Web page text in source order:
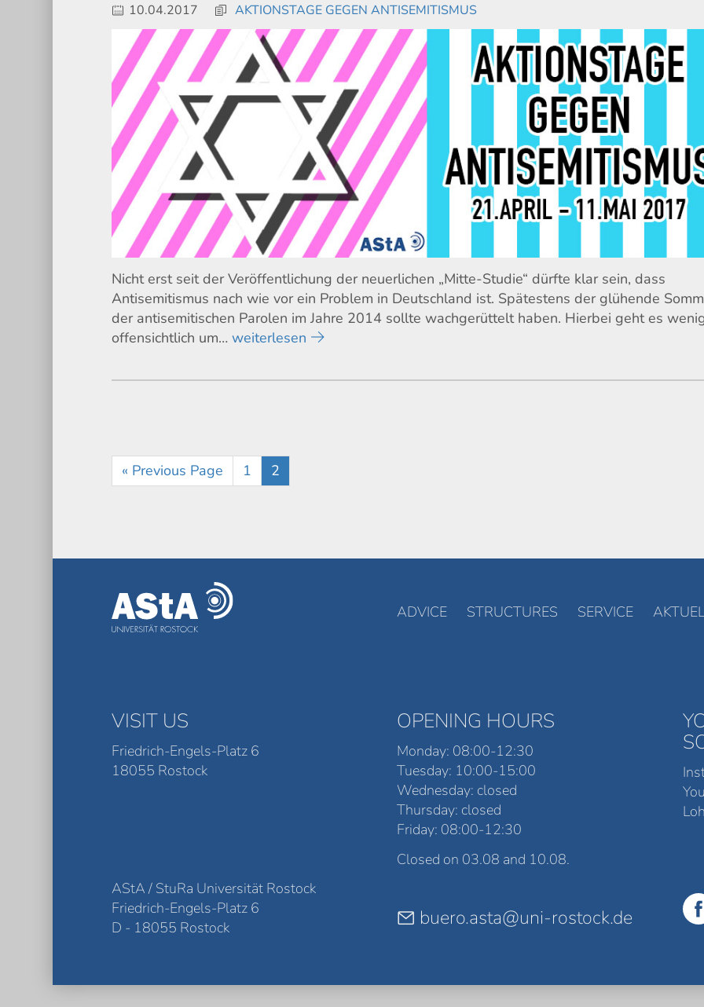
10.04.2017 AKTIONSTAGE GEGEN ANTISEMITISMUS
Nicht erst seit der Veröffentlichung der neuerlichen „Mitte-Studie“ dürfte klar sein, dass
Antisemitismus nach wie vor ein Problem in Deutschland ist. Spätestens der glühende
der antisemitischen Parolen im Jahre 2014 sollte wachgerüttelt haben. Hierbei geht es
offensichtlich um…weiterlesen
« Previous Page 1 2
ADVICE STRUCTURES SERVICE
VISIT US
Friedrich-Engels-Platz 6
18055 Rostock
OPENING HOURS
Monday: 08:00-12:30
Tuesday: 10:00-15:00
Wednesday: closed
Thursday: closed
Friday: 08:00-12:30
Closed on 03.08 and 10.08.
AStA / StuRa Universität Rostock
Friedrich-Engels-Platz 6
D - 18055 Rostock
buero.asta@uni-rostock.de